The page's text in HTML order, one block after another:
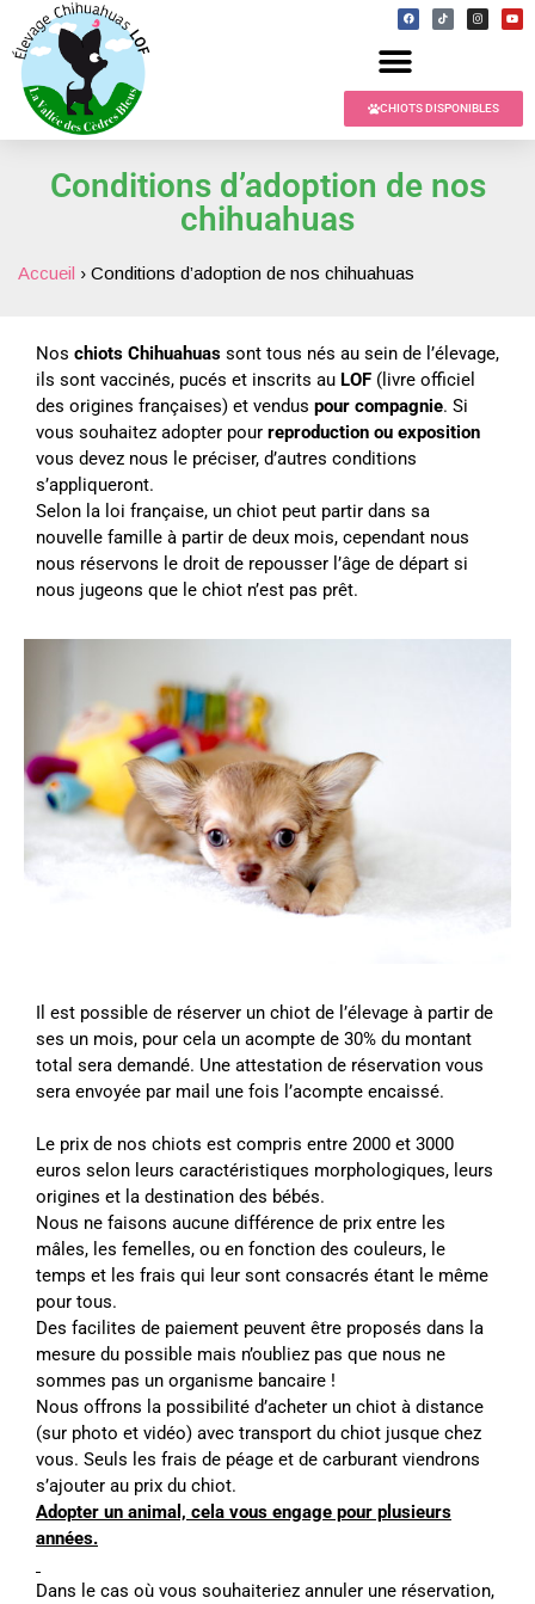
CHIOTS DISPONIBLES
Conditions d’adoption de nos
chihuahuas
Accueil › Conditions d’adoption de nos chihuahuas
Nos chiots Chihuahuas sont tous nés au sein de l’élevage,
ils sont vaccinés, pucés et inscrits au LOF (livre officiel
des origines françaises) et vendus pour compagnie. Si
vous souhaitez adopter pour reproduction ou exposition
vous devez nous le préciser, d’autres conditions
s’appliqueront.
Selon la loi française, un chiot peut partir dans sa
nouvelle famille à partir de deux mois, cependant nous
nous réservons le droit de repousser l’âge de départ si
nous jugeons que le chiot n’est pas prêt.
Il est possible de réserver un chiot de l’élevage à partir de
ses un mois, pour cela un acompte de 30% du montant
total sera demandé. Une attestation de réservation vous
sera envoyée par mail une fois l’acompte encaissé.
Le prix de nos chiots est compris entre 2000 et 3000
euros selon leurs caractéristiques morphologiques, leurs
origines et la destination des bébés.
Nous ne faisons aucune différence de prix entre les
mâles, les femelles, ou en fonction des couleurs, le
temps et les frais qui leur sont consacrés étant le même
pour tous.
Des facilites de paiement peuvent être proposés dans la
mesure du possible mais n’oubliez pas que nous ne
sommes pas un organisme bancaire !
Nous offrons la possibilité d’acheter un chiot à distance
(sur photo et vidéo) avec transport du chiot jusque chez
vous. Seuls les frais de péage et de carburant viendrons
s’ajouter au prix du chiot.
Adopter un animal, cela vous engage pour plusieurs
années.
Dans le cas où vous souhaiteriez annuler une réservation,